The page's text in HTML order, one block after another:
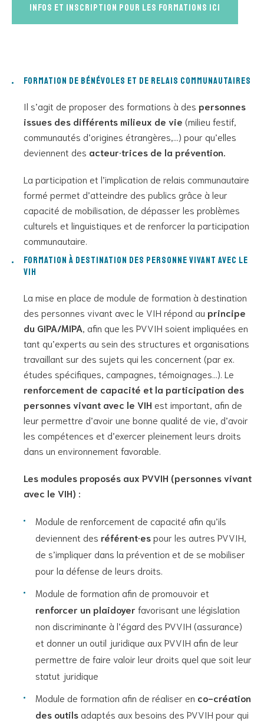
Infos et inscription pour les formations ici
Formation de bénévoles et de relais communautaires
Il s’agit de proposer des formations à des personnes
issues des différents milieux de vie (milieu festif,
communautés d’origines étrangères,…) pour qu’elles
deviennent des acteur·trices de la prévention.
La participation et l’implication de relais communautaire
formé permet d’atteindre des publics grâce à leur
capacité de mobilisation, de dépasser les problèmes
culturels et linguistiques et de renforcer la participation
communautaire.
Formation à destination des personne vivant avec le
VIH
La mise en place de module de formation à destination
des personnes vivant avec le VIH répond au principe
du GIPA/MIPA , afin que les PVVIH soient impliquées en
tant qu’experts au sein des structures et organisations
travaillant sur des sujets qui les concernent (par ex.
études spécifiques, campagnes, témoignages…). Le
renforcement de capacité et la participation des
personnes vivant avec le VIH est important, afin de
leur permettre d’avoir une bonne qualité de vie, d’avoir
les compétences et d’exercer pleinement leurs droits
dans un environnement favorable.
Les modules proposés aux PVVIH (personnes vivant
avec le VIH) :
Module de renforcement de capacité afin qu’ils
deviennent des référent·espour les autres PVVIH,
de s’impliquer dans la prévention et de se mobiliser
pour la défense de leurs droits.
Module de formation afin de promouvoir et
renforcer un plaidoyer favorisant une législation
non discriminante à l’égard des PVVIH (assurance)
et donner un outil juridique aux PVVIH afin de leur
permettre de faire valoir leur droits quel que soit leur
statut juridique
Module de formation afin de réaliser en co-création
des outils adaptés aux besoins des PVVIH pour qui